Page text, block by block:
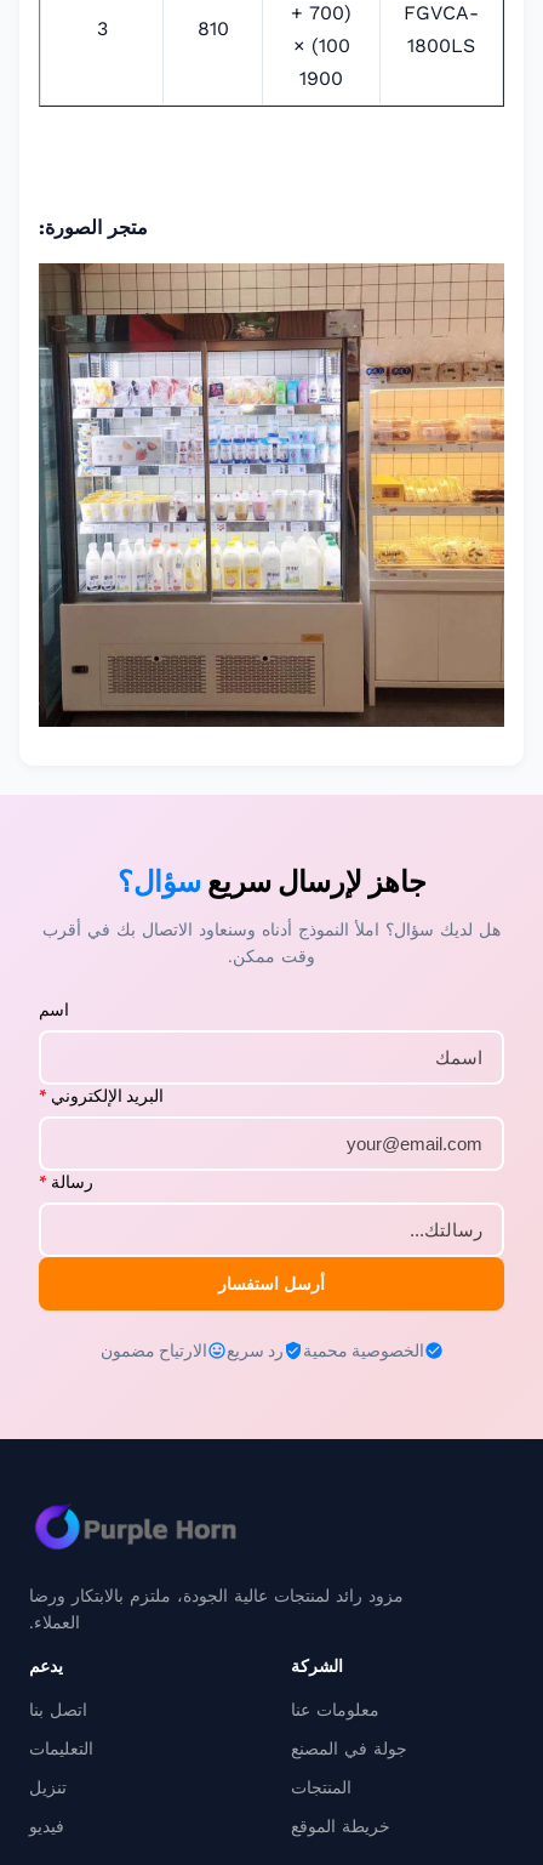
FGVCA-
1800LS
(700 +
100) ×
1900
810
3
متجر الصورة:
جاهز لإرسال سريعسؤال؟
هل لديك سؤال؟ املأ النموذج أدناه وسنعاود الاتصال بك في أقرب
وقت ممكن.
اسم
البريد الإلكتروني *
رسالة *
أرسل استفسار
الخصوصية محمية رد سريع الارتياح مضمون
مزود رائد لمنتجات عالية الجودة، ملتزم بالابتكار ورضا
العملاء.
الشركة
معلومات عنا
جولة في المصنع
المنتجات
خريطة الموقع
يدعم
اتصل بنا
التعليمات
تنزيل
فيديو